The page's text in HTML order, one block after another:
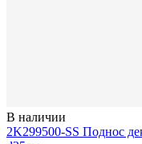
В наличии
2K299500-SS Поднос